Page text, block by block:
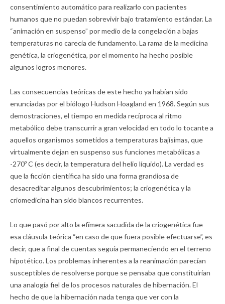
consentimiento automático para realizarlo con pacientes
humanos que no puedan sobrevivir bajo tratamiento estándar. La
“animación en suspenso” por medio de la congelación a bajas
temperaturas no carecía de fundamento. La rama de la medicina
genética, la criogenética, por el momento ha hecho posible
algunos logros menores.
Las consecuencias teóricas de este hecho ya habían sido
enunciadas por el biólogo Hudson Hoagland en 1968. Según sus
demostraciones, el tiempo en medida recíproca al ritmo
metabólico debe transcurrir a gran velocidad en todo lo tocante a
aquellos organismos sometidos a temperaturas bajísimas, que
virtualmente dejan en suspenso sus funciones metabólicas a
-270º C (es decir, la temperatura del helio líquido). La verdad es
que la ficción científica ha sido una forma grandiosa de
desacreditar algunos descubrimientos; la criogenética y la
criomedicina han sido blancos recurrentes.
Lo que pasó por alto la efímera sacudida de la criogenética fue
esa cláusula teórica “en caso de que fuera posible efectuarse”, es
decir, que a final de cuentas seguía permaneciendo en el terreno
hipotético. Los problemas inherentes a la reanimación parecían
susceptibles de resolverse porque se pensaba que constituirían
una analogía fiel de los procesos naturales de hibernación. El
hecho de que la hibernación nada tenga que ver con la